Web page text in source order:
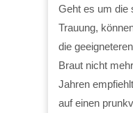
Geht es um die
Trauung,
die
Braut nicht
Jahren
auf einen